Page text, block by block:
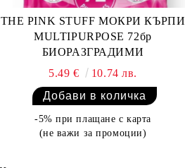
THE PINK STUFF МОКРИ КЪРПИ
MULTIPURPOSE 72бр
БИОРАЗГРАДИМИ
5.49 €
10.74 лв.
-5% при плащане с карта
(не важи за промоции)